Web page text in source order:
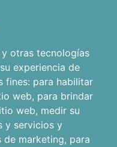
otras tecnologías
experiencia de
fines: para habilitar
web, para brindar
web, medir su
y servicios y
de marketing, para